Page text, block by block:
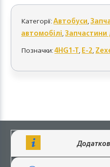
Категорії:Автобуси,
автомобілі,Запчастини
Позначки:4HG1-T,E-2,